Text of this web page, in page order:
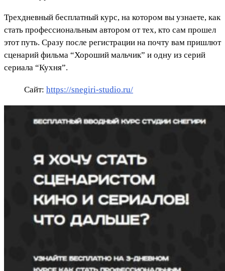
Трехдневный бесплатный курс, на котором вы узнаете, как
стать профессиональным автором от тех, кто сам прошел
этот путь. Сразу после регистрации на почту вам пришлют
сценарий фильма “Хороший мальчик” и одну из серий
сериала “Кухня”.
Сайт: https://snegiri-studio.ru/